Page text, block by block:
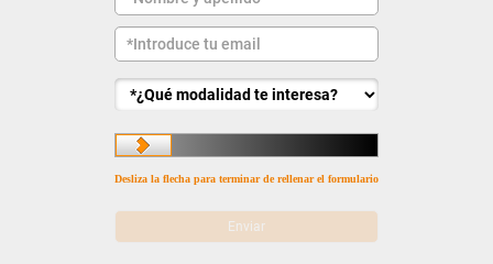
Desliza la flecha para terminar de rellenar el formulario